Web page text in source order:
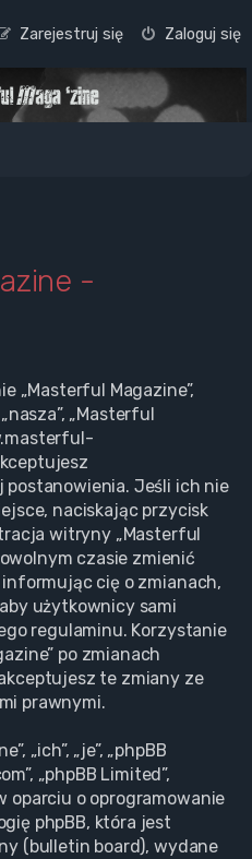
Zaloguj się
Zarejestruj się
-
„Masterful Magazine”,
„Masterful
Jeśli ich nie
naciskając przycisk
witryny „Masterful
czasie zmienić
cię o zmianach,
użytkownicy sami
regulaminu. Korzystanie
po zmianach
te zmiany ze
prawnymi.
„ich”, „je”, „phpBB
„phpBB Limited”,
oparciu o oprogramowanie
phpBB, która jest
(bulletin board), wydane